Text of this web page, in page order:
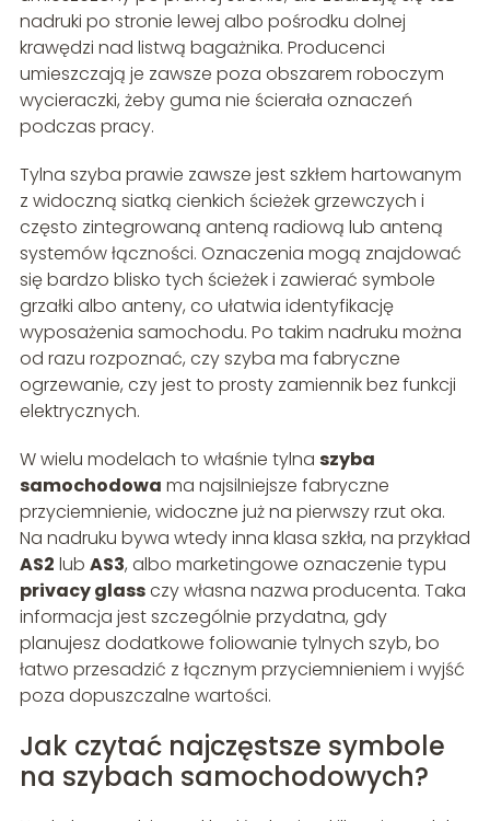
nadruki po stronie lewej albo pośrodku dolnej
krawędzi nad listwą bagażnika. Producenci
umieszczają je zawsze poza obszarem roboczym
wycieraczki, żeby guma nie ścierała oznaczeń
podczas pracy.
Tylna szyba prawie zawsze jest szkłem hartowanym
z widoczną siatką cienkich ścieżek grzewczych i
często zintegrowaną anteną radiową lub anteną
systemów łączności. Oznaczenia mogą znajdować
się bardzo blisko tych ścieżek i zawierać symbole
grzałki albo anteny, co ułatwia identyfikację
wyposażenia samochodu. Po takim nadruku można
od razu rozpoznać, czy szyba ma fabryczne
ogrzewanie, czy jest to prosty zamiennik bez funkcji
elektrycznych.
W wielu modelach to właśnie tylna szyba
samochodowa ma najsilniejsze fabryczne
przyciemnienie, widoczne już na pierwszy rzut oka.
Na nadruku bywa wtedy inna klasa szkła, na przykład
AS2 lub AS3, albo marketingowe oznaczenie typu
privacy glassczy własna nazwa producenta. Taka
informacja jest szczególnie przydatna, gdy
planujesz dodatkowe foliowanie tylnych szyb, bo
łatwo przesadzić z łącznym przyciemnieniem i wyjść
poza dopuszczalne wartości.
Jak czytać najczęstsze symbole
na szybach samochodowych?